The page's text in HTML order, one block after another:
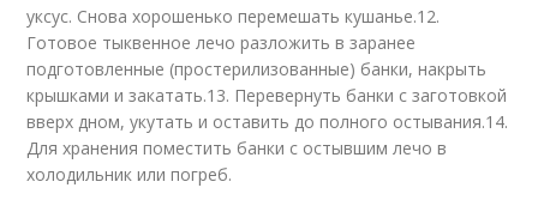
уксус. Снова хорошенько перемешать кушанье.12.
Готовое тыквенное лечо разложить в заранее
подготовленные (простерилизованные) банки, накрыть
крышками и закатать.13. Перевернуть банки с заготовкой
вверх дном, укутать и оставить до полного остывания.14.
Для хранения поместить банки с остывшим лечо в
холодильник или погреб.